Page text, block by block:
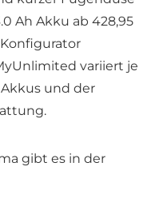
Ah Akku ab 428,95
variiert je
und der
gibt es in der